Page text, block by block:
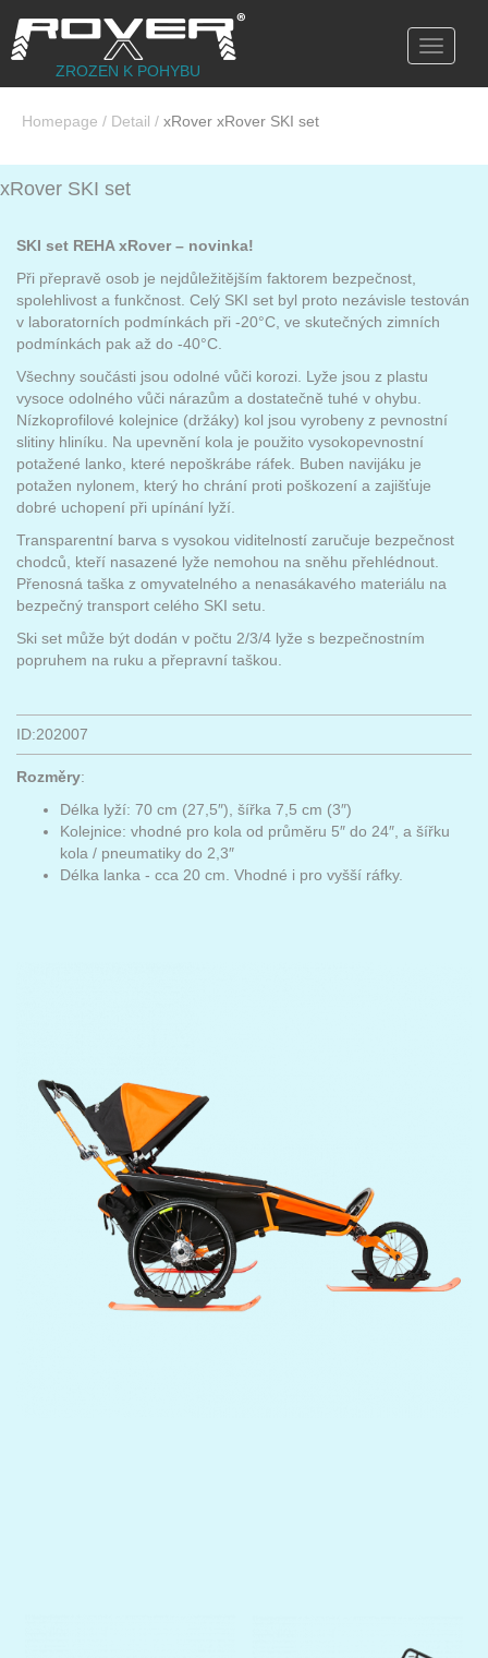
Toggle
ZROZEN K POHYBU
Homepage / Detail / xRover xRover SKI set
xRover SKI set
SKI set REHA xRover – novinka!
Při přepravě osob je nejdůležitějším faktorem bezpečnost,
spolehlivost a funkčnost. Celý SKI set byl proto nezávisle testován
v laboratorních podmínkách při -20°C, ve skutečných zimních
podmínkách pak až do -40°C.
Všechny součásti jsou odolné vůči korozi. Lyže jsou z plastu
vysoce odolného vůči nárazům a dostatečně tuhé v ohybu.
Nízkoprofilové kolejnice (držáky) kol jsou vyrobeny z pevnostní
slitiny hliníku. Na upevnění kola je použito vysokopevnostní
potažené lanko, které nepoškrábe ráfek. Buben navijáku je
potažen nylonem, který ho chrání proti poškození a zajišťuje
dobré uchopení při upínání lyží.
Transparentní barva s vysokou viditelností zaručuje bezpečnost
chodců, kteří nasazené lyže nemohou na sněhu přehlédnout.
Přenosná taška z omyvatelného a nenasákavého materiálu na
bezpečný transport celého SKI setu.
Ski set může být dodán v počtu 2/3/4 lyže s bezpečnostním
popruhem na ruku a přepravní taškou.
ID:202007
Rozměry:
Délka lyží: 70 cm (27,5″), šířka 7,5 cm (3″)
Kolejnice: vhodné pro kola od průměru 5″ do 24″, a šířku
kola / pneumatiky do 2,3″
Délka lanka - cca 20 cm. Vhodné i pro vyšší ráfky.